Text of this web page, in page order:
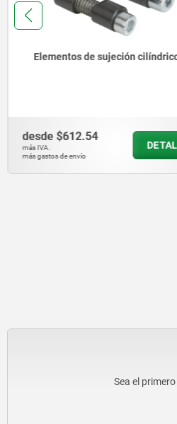
Herramientas de montaje
desde$633.01
más IVA.
más gastos de envío
Sea el